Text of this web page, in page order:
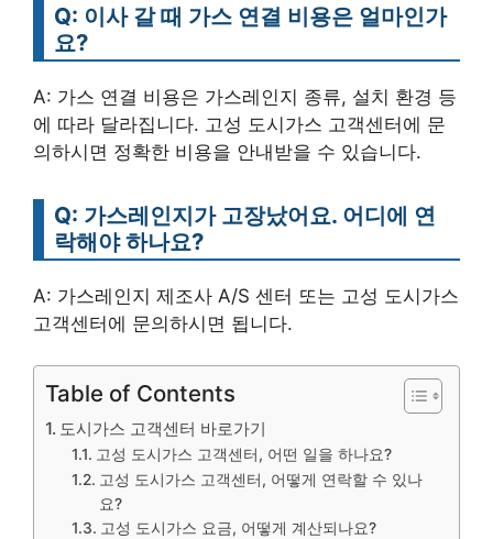
Q: 이사 갈 때 가스 연결 비용은 얼마인가
요?
A: 가스 연결 비용은 가스레인지 종류, 설치 환경 등
에 따라 달라집니다. 고성 도시가스 고객센터에 문
의하시면 정확한 비용을 안내받을 수 있습니다.
Q: 가스레인지가 고장났어요. 어디에 연
락해야 하나요?
A: 가스레인지 제조사 A/S 센터 또는 고성 도시가스
고객센터에 문의하시면 됩니다.
Table of Contents
도시가스 고객센터 바로가기
고성 도시가스 고객센터, 어떤 일을 하나요?
고성 도시가스 고객센터, 어떻게 연락할 수 있나
요?
고성 도시가스 요금, 어떻게 계산되나요?